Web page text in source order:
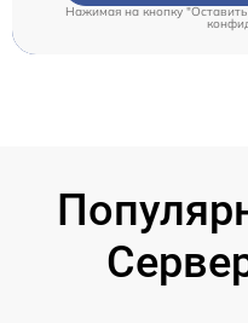
Нажимая на кнопку